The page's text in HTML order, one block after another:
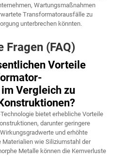
Wartungsmaßnahmen
Transformatorausfälle zu
unterbrechen könnten.
Fragen (FAQ)
Vorteile
Vergleich zu
bietet erhebliche Vorteile
darunter geringere
und erhöhte
wie Siliziumstahl der
Metalle können die Kernverluste